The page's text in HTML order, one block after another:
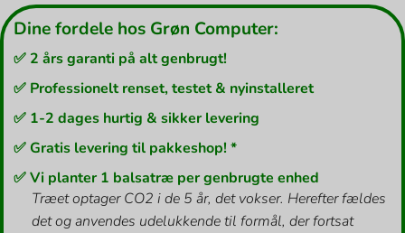
Dine fordele hos Grøn Computer:
✅ 2 års garanti på alt genbrugt!
✅ Professionelt renset, testet & nyinstalleret
✅ 1-2 dages hurtig & sikker levering
✅ Gratis levering til pakkeshop! *
✅ Vi planter 1 balsatræ per genbrugte enhed
Træet optager CO2 i de 5 år, det vokser. Herefter fældes
det og anvendes udelukkende til formål, der fortsat